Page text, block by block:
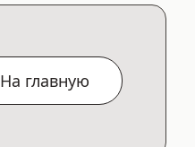
На главную